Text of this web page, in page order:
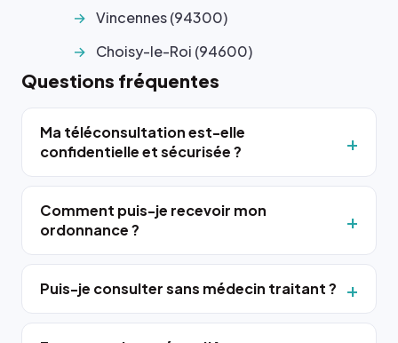
Vincennes (94300)
Choisy-le-Roi (94600)
Questions fréquentes
Ma téléconsultation est-elle
confidentielle et sécurisée ?
Comment puis-je recevoir mon
ordonnance ?
Puis-je consulter sans médecin traitant ?